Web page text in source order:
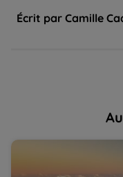
Écrit par Camille
La Réunion dans tous